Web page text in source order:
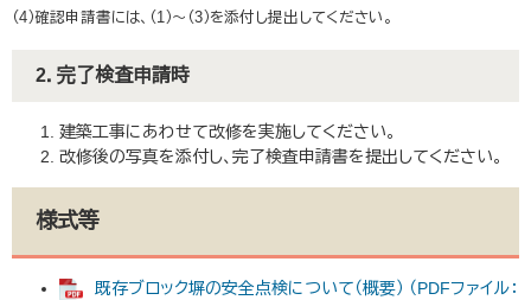
（4）確認申請書には、（1）～（3）を添付し提出してください。
2．完了検査申請時
建築工事にあわせて改修を実施してください。
改修後の写真を添付し、完了検査申請書を提出してください。
様式等
既存ブロック塀の安全点検について（概要） （PDFファイル：